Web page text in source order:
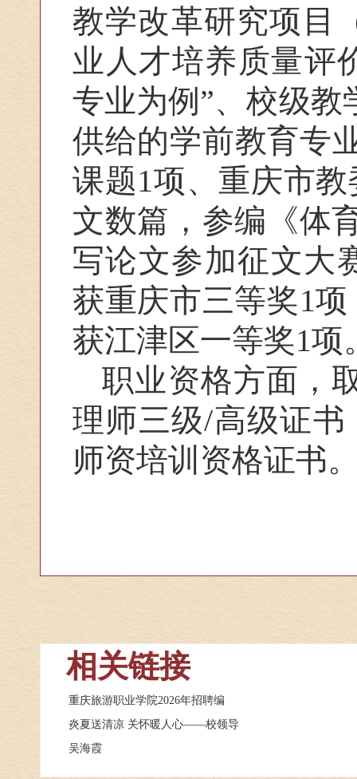
教学改革研究项目
业人才培养质量
专业为例”、校级教
供给的学前教育专
课题1项、重庆市
文数篇，参编《体
写论文参加征文大
获重庆市三等奖1项
获江津区一等奖1项
职业资格方面，
理师三级/高级证书
师资培训资格证书
相关链接
重庆旅游职业学院2026年招聘编
炎夏送清凉 关怀暖人心——校领导
吴海霞